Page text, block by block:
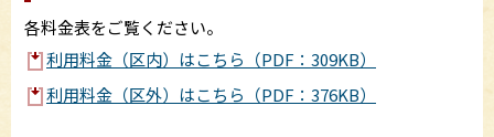
各料金表をご覧ください。
利用料金（区内）はこちら（PDF：309KB）
利用料金（区外）はこちら（PDF：376KB）